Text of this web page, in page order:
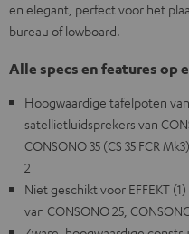
en elegant, perfect voor het
bureau of lowboard.
Alle specs en features op
Hoogwaardige tafelpoten
satellietluidsprekers van
CONSONO 35 (CS 35 FCR
2
Niet geschikt voor EFFEKT
van CONSONO 25,